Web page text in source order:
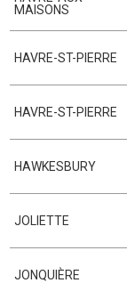
MAISONS
HAVRE-ST-PIERRE
HAVRE-ST-PIERRE
HAWKESBURY
JOLIETTE
JONQUIÈRE